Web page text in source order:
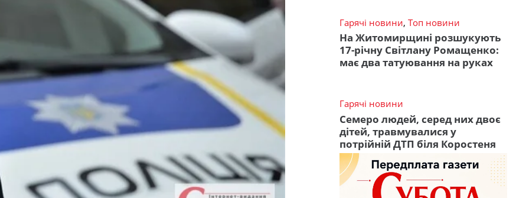
Гарячі новини, Топ новини
На Житомирщині розшукують
17-річну Світлану Ромащенко:
має два татуювання на руках
Гарячі новини
Семеро людей, серед них двоє
дітей, травмувалися у
потрійній ДТП біля Коростеня